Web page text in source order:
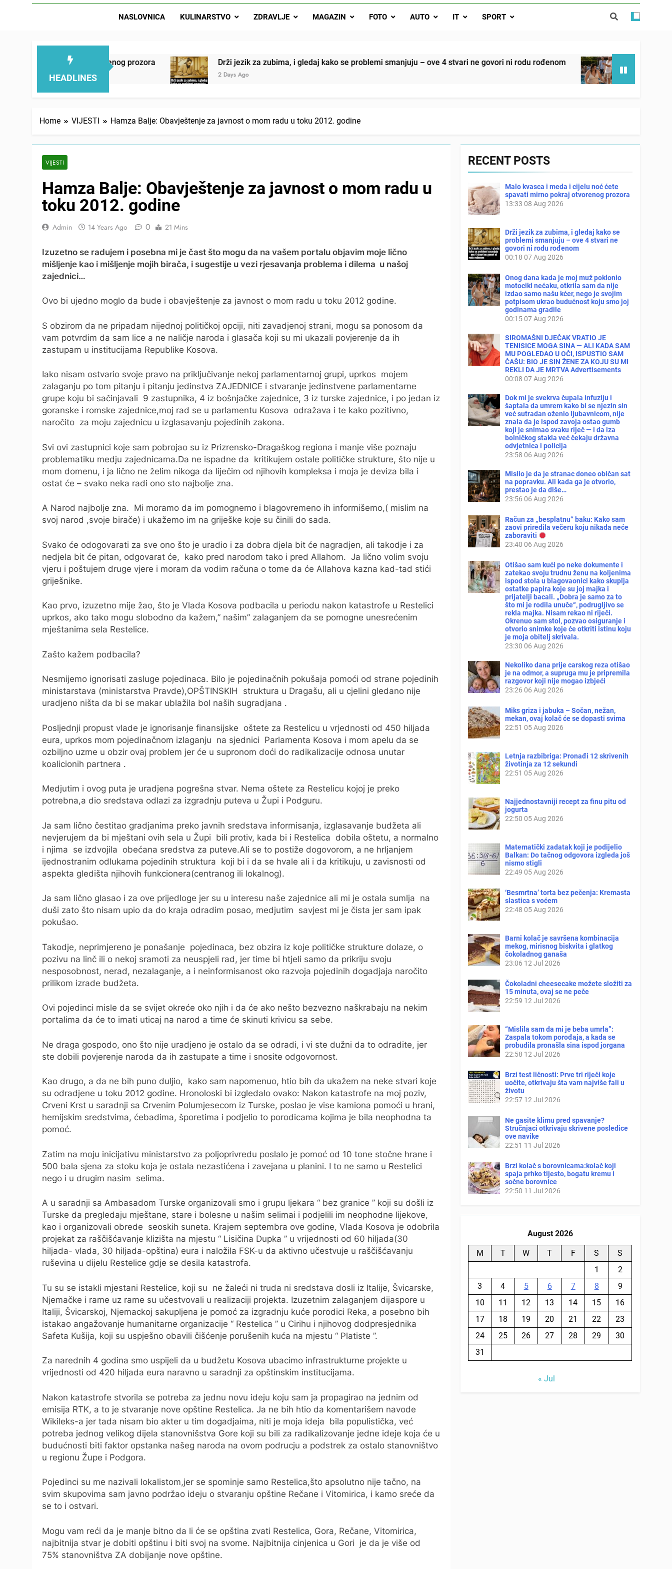
Drži jezik za zubima, i gledaj kako se problemi smanjuju – ove 4 stvari ne govori ni rodu rođenom
SIROMAŠNI DJEČAK VRATIO JE TENISICE MOGA SINA — ALI KADA SAM MU POGLEDAO U OČI, ISPUSTIO
SAM ČAŠU: BIO JE SIN ŽENE ZA KOJU SU MI REKLI DA JE MRTVA Advertisements
NASLOVNICA KULINARSTVO ZDRAVLJE MAGAZIN FOTO AUTO IT SPORT
HEADLINES
otvorenog prozora Drži jezik za zubima, i gledaj kako se problemi smanjuju – ove 4 stvari ne govori ni rodu rođenom
2 Days Ago
Onog dana kada je moj muž
2 Days Ago
Home VIJESTI Hamza Balje: Obavještenje za javnost o mom radu u toku 2012. godine
VIJESTI
Hamza Balje: Obavještenje za javnost o mom radu u
toku 2012. godine
Admin 14 Years Ago 0 21 Mins
Izuzetno se radujem i posebna mi je čast što mogu da na vašem portalu objavim moje lično
mišljenje kao i mišljenje mojih birača, i sugestije u vezi rjesavanja problema i dilema u našoj
zajednici…
Ovo bi ujedno moglo da bude i obavještenje za javnost o mom radu u toku 2012 godine.
S obzirom da ne pripadam nijednoj političkoj opciji, niti zavadjenoj strani, mogu sa ponosom da
vam potvrdim da sam lice a ne naličje naroda i glasača koji su mi ukazali povjerenje da ih
zastupam u institucijama Republike Kosova.
Iako nisam ostvario svoje pravo na priključivanje nekoj parlamentarnoj grupi, uprkos mojem
zalaganju po tom pitanju i pitanju jedinstva ZAJEDNICE i stvaranje jedinstvene parlamentarne
grupe koju bi sačinjavali 9 zastupnika, 4 iz bošnjačke zajednice, 3 iz turske zajednice, i po jedan iz
goranske i romske zajednice,moj rad se u parlamentu Kosova odražava i te kako pozitivno,
naročito za moju zajednicu u izglasavanju pojedinih zakona.
Svi ovi zastupnici koje sam pobrojao su iz Prizrensko-Dragaškog regiona i manje više poznaju
problematiku medju zajednicama.Da ne ispadne da kritikujem ostale političke strukture, što nije u
mom domenu, i ja lično ne želim nikoga da liječim od njihovih kompleksa i moja je deviza bila i
ostat će – svako neka radi ono sto najbolje zna.
A Narod najbolje zna. Mi moramo da im pomognemo i blagovremeno ih informišemo,( mislim na
svoj narod ,svoje birače) i ukažemo im na griješke koje su činili do sada.
Svako će odogovarati za sve ono što je uradio i za dobra djela bit će nagradjen, ali takodje i za
nedjela bit će pitan, odgovarat će, kako pred narodom tako i pred Allahom. Ja lično volim svoju
vjeru i poštujem druge vjere i moram da vodim računa o tome da će Allahova kazna kad-tad stići
griješnike.
Kao prvo, izuzetno mije žao, što je Vlada Kosova podbacila u periodu nakon katastrofe u Restelici
uprkos, ako tako mogu slobodno da kažem,” našim” zalaganjem da se pomogne unesrećenim
mještanima sela Restelice.
Zašto kažem podbacila?
Nesmijemo ignorisati zasluge pojedinaca. Bilo je pojedinačnih pokušaja pomoći od strane pojedinih
ministarstava (ministarstva Pravde),OPŠTINSKIH struktura u Dragašu, ali u cjelini gledano nije
uradjeno ništa da bi se makar ublažila bol naših sugradjana .
Posljednji propust vlade je ignorisanje finansijske oštete za Restelicu u vrjednosti od 450 hiljada
eura, uprkos mom pojedinačnom izlaganju na sjednici Parlamenta Kosova i mom apelu da se
ozbiljno uzme u obzir ovaj problem jer će u supronom doći do radikalizacije odnosa unutar
koalicionih partnera .
Medjutim i ovog puta je uradjena pogrešna stvar. Nema oštete za Restelicu kojoj je preko
potrebna,a dio sredstava odlazi za izgradnju puteva u Župi i Podguru.
Ja sam lično čestitao gradjanima preko javnih sredstava informisanja, izglasavanje budžeta ali
nevjerujem da bi mještani ovih sela u Župi bili protiv, kada bi i Restelica dobila oštetu, a normalno
i njima se izdvojila obećana sredstva za puteve.Ali se to postiže dogovorom, a ne hrljanjem
ijednostranim odlukama pojedinih struktura koji bi i da se hvale ali i da kritikuju, u zavisnosti od
aspekta gledišta njihovih funkcionera(centranog ili lokalnog).
Ja sam lično glasao i za ove prijedloge jer su u interesu naše zajednice ali mi je ostala sumlja na
duši zato što nisam upio da do kraja odradim posao, medjutim savjest mi je čista jer sam ipak
pokušao.
Takodje, neprimjereno je ponašanje pojedinaca, bez obzira iz koje političke strukture dolaze, o
pozivu na linč ili o nekoj sramoti za neuspjeli rad, jer time bi htjeli samo da prikriju svoju
nesposobnost, nerad, nezalaganje, a i neinformisanost oko razvoja pojedinih dogadjaja naročito
prilikom izrade budžeta.
Ovi pojedinci misle da se svijet okreće oko njih i da će ako nešto bezvezno naškrabaju na nekim
portalima da će to imati uticaj na narod a time će skinuti krivicu sa sebe.
Ne draga gospodo, ono što nije uradjeno je ostalo da se odradi, i vi ste dužni da to odradite, jer
ste dobili povjerenje naroda da ih zastupate a time i snosite odgovornost.
Kao drugo, a da ne bih puno duljio, kako sam napomenuo, htio bih da ukažem na neke stvari koje
su odradjene u toku 2012 godine. Hronoloski bi izgledalo ovako: Nakon katastrofe na moj poziv,
Crveni Krst u saradnji sa Crvenim Polumjesecom iz Turske, poslao je vise kamiona pomoći u hrani,
hemijskim sredstvima, ćebadima, šporetima i podjelio to porodicama kojima je bila neophodna ta
pomoć.
Zatim na moju inicijativu ministarstvo za poljoprivredu poslalo je pomoć od 10 tone stočne hrane i
500 bala sjena za stoku koja je ostala nezastićena i zavejana u planini. I to ne samo u Restelici
nego i u drugim nasim selima.
A u saradnji sa Ambasadom Turske organizovali smo i grupu ljekara “ bez granice ” koji su došli iz
Turske da pregledaju mještane, stare i bolesne u našim selimai i podjelili im neophodne lijekove,
kao i organizovali obrede seoskih suneta. Krajem septembra ove godine, Vlada Kosova je odobrila
projekat za raščišćavanje klizišta na mjestu “ Lisičina Dupka ” u vrijednosti od 60 hiljada(30
hiljada- vlada, 30 hiljada-opština) eura i naložila FSK-u da aktivno učestvuje u raščišćavanju
ruševina u dijelu Restelice gdje se desila katastrofa.
Tu su se istakli mjestani Restelice, koji su ne žaleći ni truda ni sredstava dosli iz Italije, Švicarske,
Njemačke i rame uz rame su učestvovali u realizaciji projekta. Izuzetnim zalaganjem dijaspore u
Italiji, Švicarskoj, Njemackoj sakupljena je pomoć za izgradnju kuće porodici Reka, a posebno bih
istakao angažovanje humanitarne organizacije “ Restelica ” u Cirihu i njihovog dodpresjednika
Safeta Kušija, koji su uspješno obavili čišćenje porušenih kuća na mjestu “ Platiste ”.
Za narednih 4 godina smo uspijeli da u budžetu Kosova ubacimo infrastrukturne projekte u
vrijednosti od 420 hiljada eura naravno u saradnji za opštinskim institucijama.
Nakon katastrofe stvorila se potreba za jednu novu ideju koju sam ja propagirao na jednim od
emisija RTK, a to je stvaranje nove opštine Restelica. Ja ne bih htio da komentarišem navode
Wikileks-a jer tada nisam bio akter u tim dogadjaima, niti je moja ideja bila populistička, već
potreba jednog velikog dijela stanovnišstva Gore koji su bili za radikalizovanje jedne ideje koja će u
budućnosti biti faktor opstanka našeg naroda na ovom podrucju a podstrek za ostalo stanovništvo
u regionu Župe i Podgora.
Pojedinci su me nazivali lokalistom,jer se spominje samo Restelica,što apsolutno nije tačno, na
svim skupovima sam javno podržao ideju o stvaranju opštine Rečane i Vitomirica, i kamo sreće da
se to i ostvari.
Mogu vam reći da je manje bitno da li će se opština zvati Restelica, Gora, Rečane, Vitomirica,
najbitnija stvar je dobiti opštinu i biti svoj na svome. Najbitnija cinjenica u Gori je da je više od
75% stanovništva ZA dobijanje nove opštine.
RECENT POSTS
Malo kvasca i meda i cijelu noć ćete
spavati mirno pokraj otvorenog prozora
13:33 08 Aug 2026
Drži jezik za zubima, i gledaj kako se
problemi smanjuju – ove 4 stvari ne
govori ni rodu rođenom
00:18 07 Aug 2026
Onog dana kada je moj muž poklonio
motocikl nećaku, otkrila sam da nije
izdao samo našu kćer, nego je svojim
potpisom ukrao budućnost koju smo joj
godinama gradile
00:15 07 Aug 2026
SIROMAŠNI DJEČAK VRATIO JE
TENISICE MOGA SINA — ALI KADA SAM
MU POGLEDAO U OČI, ISPUSTIO SAM
ČAŠU: BIO JE SIN ŽENE ZA KOJU SU MI
REKLI DA JE MRTVA Advertisements
00:08 07 Aug 2026
Dok mi je svekrva čupala infuziju i
šaptala da umrem kako bi se njezin sin
već sutradan oženio ljubavnicom, nije
znala da je ispod zavoja ostao gumb
koji je snimao svaku riječ — i da iza
bolničkog stakla već čekaju državna
odvjetnica i policija
23:58 06 Aug 2026
Mislio je da je stranac doneo običan sat
na popravku. Ali kada ga je otvorio,
prestao je da diše…
23:56 06 Aug 2026
Račun za „besplatnu“ baku: Kako sam
zaovi priredila večeru koju nikada neće
zaboraviti
23:40 06 Aug 2026
Otišao sam kući po neke dokumente i
zatekao svoju trudnu ženu na koljenima
ispod stola u blagovaonici kako skuplja
ostatke papira koje su joj majka i
prijatelji bacali. „Dobra je samo za to
što mi je rodila unuče“, podrugljivo se
rekla majka. Nisam rekao ni riječi.
Okrenuo sam stol, pozvao osiguranje i
otvorio snimke koje će otkriti istinu koju
je moja obitelj skrivala.
23:30 06 Aug 2026
Nekoliko dana prije carskog reza otišao
je na odmor, a supruga mu je pripremila
razgovor koji nije mogao izbjeći
23:26 06 Aug 2026
Miks griza i jabuka – Sočan, nežan,
mekan, ovaj kolač će se dopasti svima
22:51 05 Aug 2026
Letnja razbibriga: Pronađi 12 skrivenih
životinja za 12 sekundi
22:51 05 Aug 2026
Najjednostavniji recept za finu pitu od
jogurta
22:50 05 Aug 2026
Matematički zadatak koji je podijelio
Balkan: Do tačnog odgovora izgleda još
nismo stigli
22:49 05 Aug 2026
‘Besmrtna’ torta bez pečenja: Kremasta
slastica s voćem
22:48 05 Aug 2026
Barni kolač je savršena kombinacija
mekog, mirisnog biskvita i glatkog
čokoladnog ganaša
23:06 12 Jul 2026
Čokoladni cheesecake možete složiti za
15 minuta, ovaj se ne peče
22:59 12 Jul 2026
“Mislila sam da mi je beba umrla”:
Zaspala tokom porođaja, a kada se
probudila pronašla sina ispod jorgana
22:58 12 Jul 2026
Brzi test ličnosti: Prve tri riječi koje
uočite, otkrivaju šta vam najviše fali u
životu
22:57 12 Jul 2026
Ne gasite klimu pred spavanje?
Stručnjaci otkrivaju skrivene posledice
ove navike
22:51 11 Jul 2026
Brzi kolač s borovnicama:kolač koji
spaja prhko tijesto, bogatu kremu i
sočne borovnice
22:50 11 Jul 2026
August 2026
M T W T F S
S
1
2
3
4 5 6 7 8
9
10
11 12 13 14 15
16
17
18 19 20 21 22
23
24
25 26 27 28 29
30
31
« Jul